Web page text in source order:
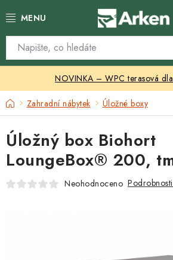
na
Skleníky
Zahradní přístřešky
Zahradní nábytek
Grily a ohniště
NOVINKA – WPC terasová
DomůZahradní nábytek Úložné boxy
Úložný box Biohort
LoungeBox® 200,
Neohodnoceno